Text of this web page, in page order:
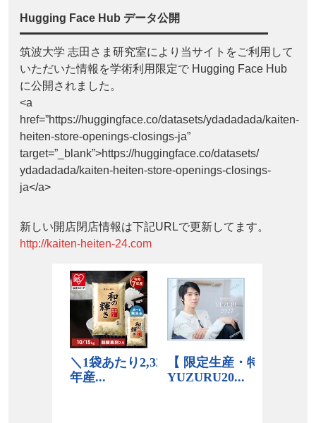
Hugging Face Hub データ公開
筑波大学 志田さま研究室により当サイトをご利用して
いただいた情報を学術利用限定で Hugging Face Hub
に公開されました。
<a
href=”https://huggingface.co/datasets/ydadadada/kaiten-
heiten-store-openings-closings-ja”
target=”_blank”>https://huggingface.co/datasets/
ydadadada/kaiten-heiten-store-openings-closings-
ja</a>
新しい開店閉店情報は下記URLで更新してます。
http://kaiten-heiten-24.com